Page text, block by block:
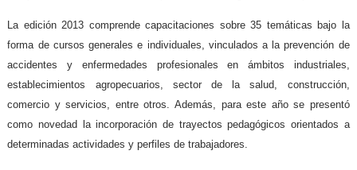
La edición 2013 comprende capacitaciones sobre 35 temáticas bajo la
forma de cursos generales e individuales, vinculados a la prevención de
accidentes y enfermedades profesionales en ámbitos industriales,
establecimientos agropecuarios, sector de la salud, construcción,
comercio y servicios, entre otros. Además, para este año se presentó
como novedad la incorporación de trayectos pedagógicos orientados a
determinadas actividades y perfiles de trabajadores.